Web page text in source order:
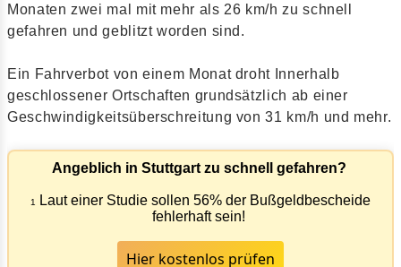
Monaten zwei mal mit mehr als 26 km/h zu schnell
gefahren und geblitzt worden sind.
Ein Fahrverbot von einem Monat droht Innerhalb
geschlossener Ortschaften grundsätzlich ab einer
Geschwindigkeitsüberschreitung von 31 km/h und mehr.
Angeblich in Stuttgart zu schnell gefahren?
1
Laut einer Studie sollen 56% der Bußgeldbescheide
fehlerhaft sein!
Hier kostenlos prüfen